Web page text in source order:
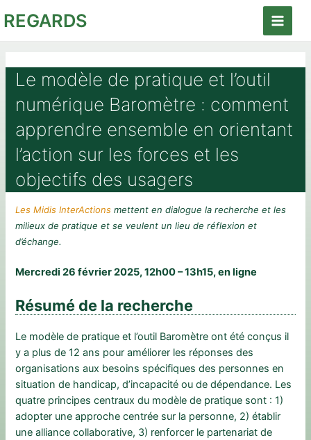
auREGARDS
Main
Le modèle de pratique et l’outil
numérique Baromètre : comment
apprendre ensemble en orientant
l’action sur les forces et les
objectifs des usagers
Les Midis InterActions mettent en dialogue la recherche et les
milieux de pratique et se veulent un lieu de réflexion et
d’échange.
Mercredi 26 février 2025, 12h00 – 13h15, en ligne
Résumé de la recherche
Le modèle de pratique et l’outil Baromètre ont été conçus il
y a plus de 12 ans pour améliorer les réponses des
organisations aux besoins spécifiques des personnes en
situation de handicap, d’incapacité ou de dépendance. Les
quatre principes centraux du modèle de pratique sont : 1)
adopter une approche centrée sur la personne, 2) établir
une alliance collaborative, 3) renforcer le partenariat de